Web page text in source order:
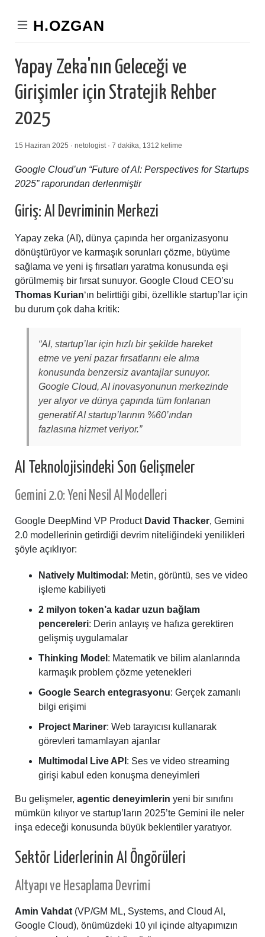
H.OZGAN
Yapay Zeka'nın Geleceği ve
Girişimler için Stratejik Rehber
2025
15 Haziran 2025 · netologist · 7 dakika, 1312 kelime
Google Cloud’un “Future of AI: Perspectives for Startups
2025” raporundan derlenmiştir
Giriş: AI Devriminin Merkezi
Yapay zeka (AI), dünya çapında her organizasyonu
dönüştürüyor ve karmaşık sorunları çözme, büyüme
sağlama ve yeni iş fırsatları yaratma konusunda eşi
görülmemiş bir fırsat sunuyor. Google Cloud CEO’su
Thomas Kurian‘ın belirttiği gibi, özellikle startup’lar için
bu durum çok daha kritik:
“AI, startup’lar için hızlı bir şekilde hareket
etme ve yeni pazar fırsatlarını ele alma
konusunda benzersiz avantajlar sunuyor.
Google Cloud, AI inovasyonunun merkezinde
yer alıyor ve dünya çapında tüm fonlanan
generatif AI startup’larının %60’ından
fazlasına hizmet veriyor.”
AI Teknolojisindeki Son Gelişmeler
Gemini 2.0: Yeni Nesil AI Modelleri
Google DeepMind VP Product David Thacker, Gemini
2.0 modellerinin getirdiği devrim niteliğindeki yenilikleri
şöyle açıklıyor:
Natively Multimodal : Metin, görüntü, ses ve video
işleme kabiliyeti
2 milyon token’a kadar uzun bağlam
pencereleri: Derin anlayış ve hafıza gerektiren
gelişmiş uygulamalar
Thinking Model : Matematik ve bilim alanlarında
karmaşık problem çözme yetenekleri
Google Search entegrasyonu: Gerçek zamanlı
bilgi erişimi
Project Mariner: Web tarayıcısı kullanarak
görevleri tamamlayan ajanlar
Multimodal Live API : Ses ve video streaming
girişi kabul eden konuşma deneyimleri
Bu gelişmeler, agentic deneyimlerin yeni bir sınıfını
mümkün kılıyor ve startup’ların 2025’te Gemini ile neler
inşa edeceği konusunda büyük beklentiler yaratıyor.
Sektör Liderlerinin AI Öngörüleri
Altyapı ve Hesaplama Devrimi
Amin Vahdat (VP/GM ML, Systems, and Cloud AI,
Google Cloud), önümüzdeki 10 yıl içinde altyapımızın